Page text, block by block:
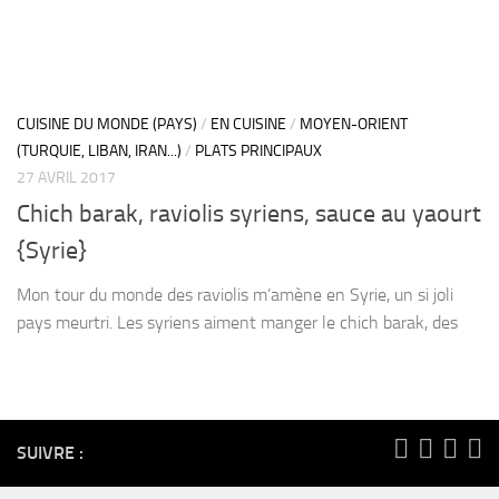
CUISINE DU MONDE (PAYS) / EN CUISINE / MOYEN-ORIENT
(TURQUIE, LIBAN, IRAN...) / PLATS PRINCIPAUX
27 AVRIL 2017
Chich barak, raviolis syriens, sauce au yaourt
{Syrie}
Mon tour du monde des raviolis m’amène en Syrie, un si joli
pays meurtri. Les syriens aiment manger le chich barak, des
SUIVRE :